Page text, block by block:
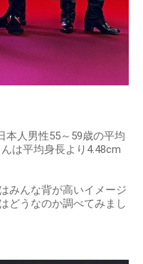
本人男性55～59歳の平均
は平均身長より4.48cm
みんな背が高いイメージ
どうなのか調べてみまし